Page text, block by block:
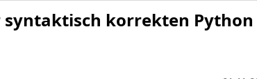
korrekten Python